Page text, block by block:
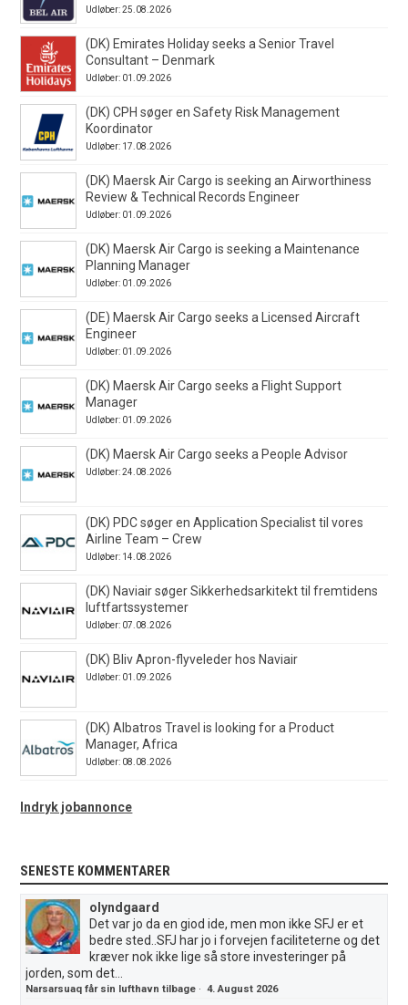
Udløber: 25.08.2026
(DK) Emirates Holiday seeks a Senior Travel
Consultant – Denmark
Udløber: 01.09.2026
(DK) CPH søger en Safety Risk Management
Koordinator
Udløber: 17.08.2026
(DK) Maersk Air Cargo is seeking an Airworthiness
Review & Technical Records Engineer
Udløber: 01.09.2026
(DK) Maersk Air Cargo is seeking a Maintenance
Planning Manager
Udløber: 01.09.2026
(DE) Maersk Air Cargo seeks a Licensed Aircraft
Engineer
Udløber: 01.09.2026
(DK) Maersk Air Cargo seeks a Flight Support
Manager
Udløber: 01.09.2026
(DK) Maersk Air Cargo seeks a People Advisor
Udløber: 24.08.2026
(DK) PDC søger en Application Specialist til vores
Airline Team – Crew
Udløber: 14.08.2026
(DK) Naviair søger Sikkerhedsarkitekt til fremtidens
luftfartssystemer
Udløber: 07.08.2026
(DK) Bliv Apron-flyveleder hos Naviair
Udløber: 01.09.2026
(DK) Albatros Travel is looking for a Product
Manager, Africa
Udløber: 08.08.2026
Indryk jobannonce
SENESTE KOMMENTARER
olyndgaard
Det var jo da en giod ide, men mon ikke SFJ er et
bedre sted..SFJ har jo i forvejen faciliteterne og det
kræver nok ikke lige så store investeringer på
jorden, som det...
Narsarsuaq får sin lufthavn tilbage ·4. August 2026